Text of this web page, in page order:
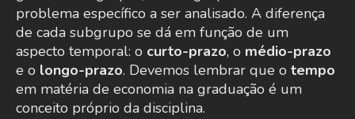
problema específico a ser analisado. A diferença
de cada subgrupo se dá em função de um
aspecto temporal: o curto-prazo, o médio-prazo
e o longo-prazo. Devemos lembrar que o tempo
em matéria de economia na graduação é um
conceito próprio da disciplina.